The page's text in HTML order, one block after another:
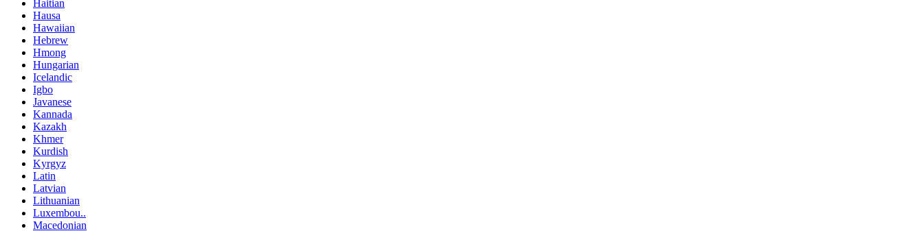
Haitian
Hausa
Hawaiian
Hebrew
Hmong
Hungarian
Icelandic
Igbo
Javanese
Kannada
Kazakh
Khmer
Kurdish
Kyrgyz
Latin
Latvian
Lithuanian
Luxembou..
Macedonian